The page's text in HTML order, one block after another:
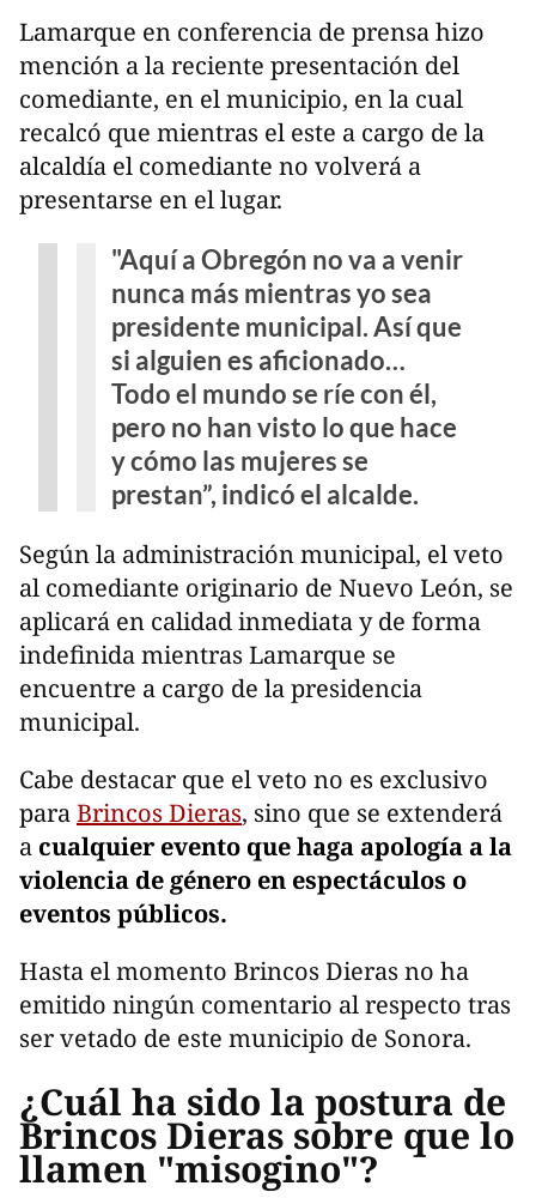
Lamarque en conferencia de prensa hizo
mención a la reciente presentación del
comediante, en el municipio, en la cual
recalcó que mientras el este a cargo de la
alcaldía el comediante no volverá a
presentarse en el lugar.
"Aquí a Obregón no va a venir
nunca más mientras yo sea
presidente municipal. Así que
si alguien es aficionado…
Todo el mundo se ríe con él,
pero no han visto lo que hace
y cómo las mujeres se
prestan”, indicó el alcalde.
Según la administración municipal, el veto
al comediante originario de Nuevo León, se
aplicará en calidad inmediata y de forma
indefinida mientras Lamarque se
encuentre a cargo de la presidencia
municipal.
Cabe destacar que el veto no es exclusivo
paraBrincos Dieras, sino que se extenderá
a cualquier evento que haga apología a la
violencia de género en espectáculos o
eventos públicos.
Hasta el momento Brincos Dieras no ha
emitido ningún comentario al respecto tras
ser vetado de este municipio de Sonora.
¿Cuál ha sido la postura de
Brincos Dieras sobre que lo
llamen "misogino"?